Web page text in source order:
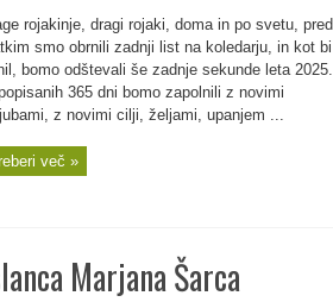
rojakinje, dragi rojaki, doma in po svetu, pred
smo obrnili zadnji list na koledarju, in kot bi
bomo odštevali še zadnje sekunde leta 2025.
365 dni bomo zapolnili z novimi
z novimi cilji, željami, upanjem ...
več »
Marjana Šarca